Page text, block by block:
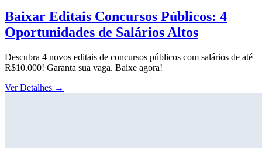
Baixar Editais Concursos Públicos: 4
Oportunidades de Salários Altos
Descubra 4 novos editais de concursos públicos com salários de até
R$10.000! Garanta sua vaga. Baixe agora!
Ver Detalhes →